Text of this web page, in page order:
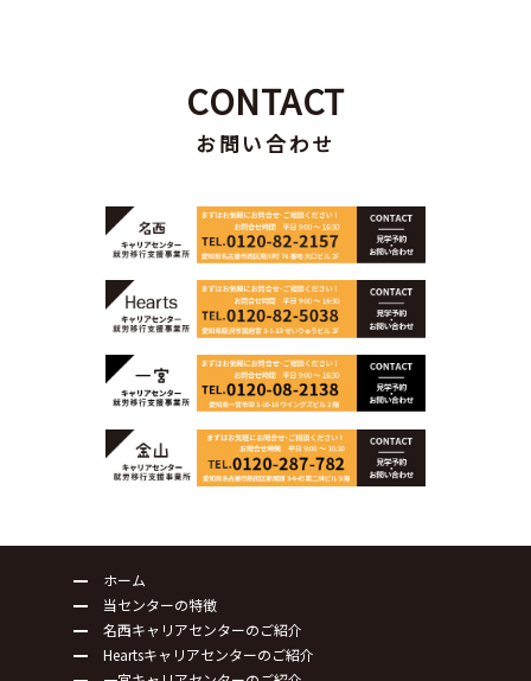
CONTACT
お問い合わせ
ホーム
当センターの特徴
名西キャリアセンターのご紹介
Heartsキャリアセンターのご紹介